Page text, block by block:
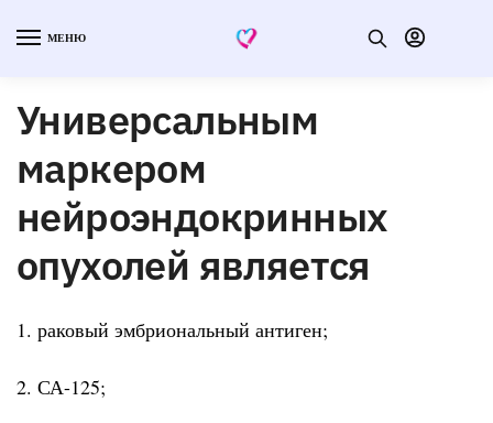
МЕНЮ
Универсальным
маркером
нейроэндокринных
опухолей является
1. раковый эмбриональный антиген;
2. СА-125;